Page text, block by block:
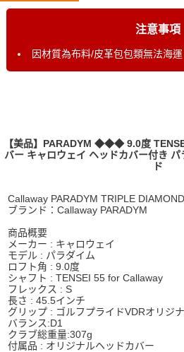
注意事項
因材質為布料/皮革包包類無法海
【美品】PARADYM ◆◆◆ 9.0度
バー キャロウェイ ヘッドカバー付き
ド
Callaway PARADYM TRIPLE
ブランド：Callaway PARADYM
商品概要
メーカー : キャロウェイ
モデル : パラダイム
ロフト角 : 9.0度
シャフト : TENSEI 55 for Callaway
フレックス : S
長さ : 45.5インチ
グリップ : ゴルフプライドVDRオリジ
バランス:D1
クラブ総重量:307g
付属品 : オリジナルヘッドカバー